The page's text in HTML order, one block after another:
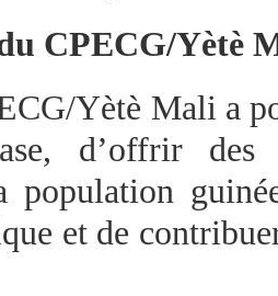
CPECG/Yètè
Yètè Mali a
d’offrir des
et de